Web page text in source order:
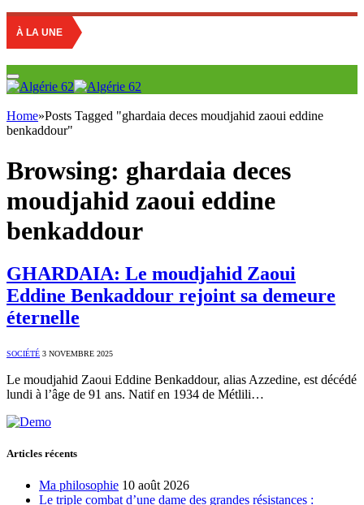
À LA UNE
Home»Posts Tagged "ghardaia deces moudjahid zaoui eddine
benkaddour"
Browsing: ghardaia deces
moudjahid zaoui eddine
benkaddour
GHARDAIA: Le moudjahid Zaoui
Eddine Benkaddour rejoint sa demeure
éternelle
SOCIÉTÉ 3 NOVEMBRE 2025
Le moudjahid Zaoui Eddine Benkaddour, alias Azzedine, est décédé
lundi à l’âge de 91 ans. Natif en 1934 de Métlili…
Articles récents
Ma philosophie 10 août 2026
Le triple combat d’une dame des grandes résistances :